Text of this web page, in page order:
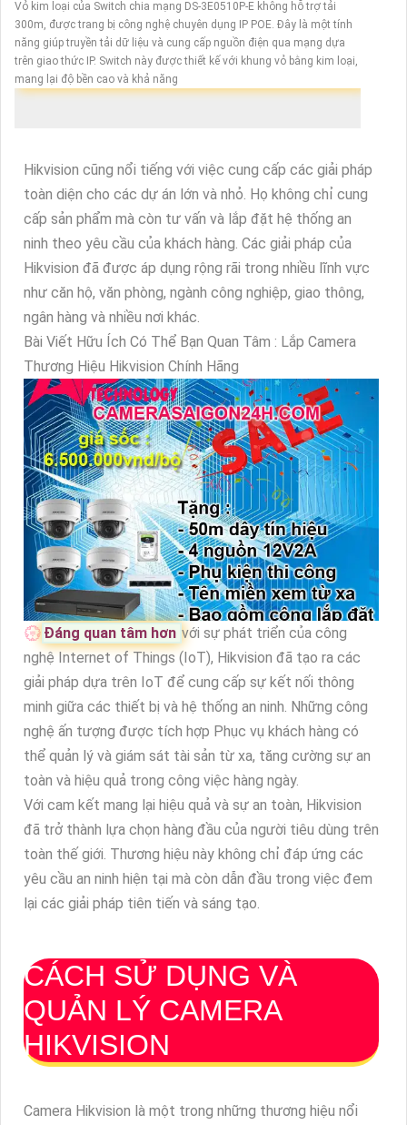
Vỏ kim loại của Switch chia mạng DS-3E0510P-E không hỗ trợ tải
300m, được trang bị công nghệ chuyên dụng IP POE. Đây là một tính
năng giúp truyền tải dữ liệu và cung cấp nguồn điện qua mạng dựa
trên giao thức IP. Switch này được thiết kế với khung vỏ bằng kim loại,
mang lại độ bền cao và khả năng
Hikvision cũng nổi tiếng với việc cung cấp các giải pháp
toàn diện cho các dự án lớn và nhỏ. Họ không chỉ cung
cấp sản phẩm mà còn tư vấn và lắp đặt hệ thống an
ninh theo yêu cầu của khách hàng. Các giải pháp của
Hikvision đã được áp dụng rộng rãi trong nhiều lĩnh vực
như căn hộ, văn phòng, ngành công nghiệp, giao thông,
ngân hàng và nhiều nơi khác.
Bài Viết Hữu Ích Có Thể Bạn Quan Tâm : Lắp Camera
Thương Hiệu Hikvision Chính Hãng
💮 Đáng quan tâm hơn với sự phát triển của công
nghệ Internet of Things (IoT), Hikvision đã tạo ra các
giải pháp dựa trên IoT để cung cấp sự kết nối thông
minh giữa các thiết bị và hệ thống an ninh. Những công
nghệ ấn tượng được tích hợp Phục vụ khách hàng có
thể quản lý và giám sát tài sản từ xa, tăng cường sự an
toàn và hiệu quả trong công việc hàng ngày.
Với cam kết mang lại hiệu quả và sự an toàn, Hikvision
đã trở thành lựa chọn hàng đầu của người tiêu dùng trên
toàn thế giới. Thương hiệu này không chỉ đáp ứng các
yêu cầu an ninh hiện tại mà còn dẫn đầu trong việc đem
lại các giải pháp tiên tiến và sáng tạo.
CÁCH SỬ DỤNG VÀ
QUẢN LÝ CAMERA
HIKVISION
Camera Hikvision là một trong những thương hiệu nổi